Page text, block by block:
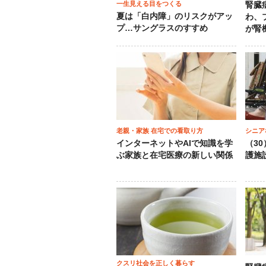
一生見える目をつくる
夏は「白内障」のリスクがアッ
プ…サングラスのすすめ
腎臓
わ、
が腎
老親・家族 在宅での看取り方
インターネットやAIで知識を学
ぶ家族と在宅医療の新しい関係
シニ
（
護施
クスリ社会を正しく暮らす